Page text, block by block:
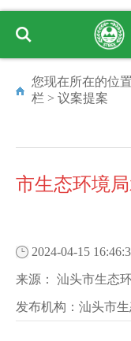
您现在所在的位
栏 > 议案提案
市生态环境
2024-04-15
来源： 汕头市生态
发布机构： 汕头市